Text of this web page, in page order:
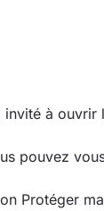
à ouvrir
pouvez
Protéger